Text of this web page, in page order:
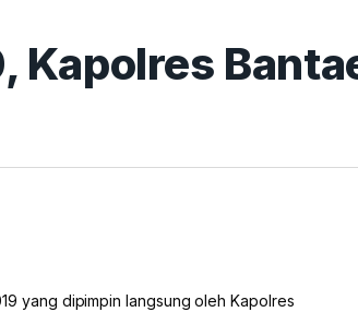
Kapolres
yang dipimpin langsung oleh Kapolres